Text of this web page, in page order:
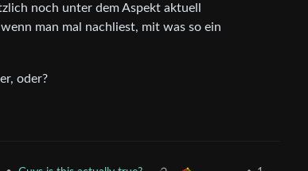
noch unter dem Aspekt aktuell
man mal nachliest, mit was so ein
oder?